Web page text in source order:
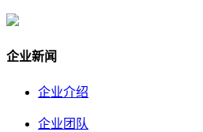
企业新闻
企业介绍
企业团队